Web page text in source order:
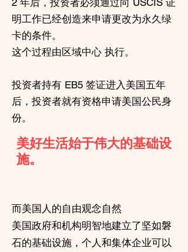
2 年后，投资者必须通过向 USCIS 证
明工作已经创造来申请更改为永久绿
卡的条件。
这个过程由区域中心 执行。
投资者持有 EB5 签证进入美国五年
后，投资者就有资格申请美国公民身
份。
美好生活始于伟大的基础设
施。
而美国人的自由观念自然
美国政府和机构明智地建立了坚如磐
石的基础设施，个人和集体企业可以